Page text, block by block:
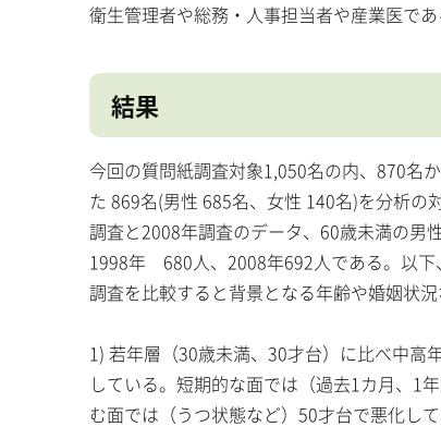
衛生管理者や総務・人事担当者や産業医であ
結果
今回の質問紙調査対象1,050名の内、870名
た 869名(男性 685名、女性 140名)を分析
調査と2008年調査のデータ、60歳未満の男
1998年 680人、2008年692人である。以下
調査を比較すると背景となる年齢や婚姻状
1) 若年層（30歳未満、30才台）に比べ中高
している。短期的な面では（過去1カ月、1
む面では（うつ状態など）50才台で悪化し